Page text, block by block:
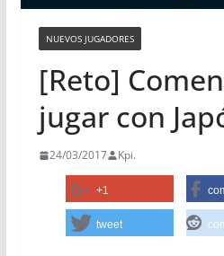
NUEVOS JUGADORES
[Reto]
jugar con
24/03/2017 Kpi.
+1
tweet